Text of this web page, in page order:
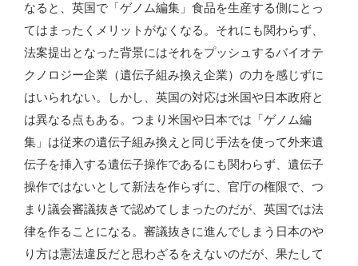
なると、英国で「ゲノム編集」食品を生産する側にとっ
てはまったくメリットがなくなる。それにも関わらず、
法案提出となった背景にはそれをプッシュするバイオテ
クノロジー企業（遺伝子組み換え企業）の力を感じずに
はいられない。しかし、英国の対応は米国や日本政府と
は異なる点もある。つまり米国や日本では「ゲノム編
集」は従来の遺伝子組み換えと同じ手法を使って外来遺
伝子を挿入する遺伝子操作であるにも関わらず、遺伝子
操作ではないとして新法を作らずに、官庁の権限で、つ
まり議会審議抜きで認めてしまったのだが、英国では法
律を作ることになる。審議抜きに進んでしまう日本のや
り方は憲法違反だと思わざるをえないのだが、果たして